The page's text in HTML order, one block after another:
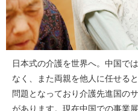
日本式の介護を世界へ。中国で
なく、また両親を他人に任せる
問題となっており介護先進国の
があります。現在中国での事業